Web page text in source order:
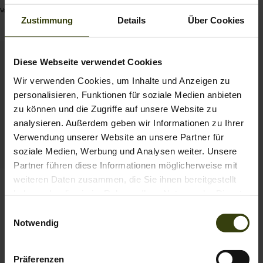
Zustimmung Details Über Cookies
Diese Webseite verwendet Cookies
Wir verwenden Cookies, um Inhalte und Anzeigen zu
personalisieren, Funktionen für soziale Medien anbieten
zu können und die Zugriffe auf unsere Website zu
analysieren. Außerdem geben wir Informationen zu Ihrer
Verwendung unserer Website an unsere Partner für
soziale Medien, Werbung und Analysen weiter. Unsere
Partner führen diese Informationen möglicherweise mit
weiteren Daten zusammen, die Sie ihnen bereitgestellt
Notwendig
Präferenzen
von
Vor 4 Tagen
Therma Weste
79.95 EUR